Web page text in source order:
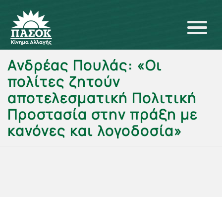
Ανδρέας Πουλάς: «Οι
πολίτες ζητούν
αποτελεσματική Πολιτική
Προστασία στην πράξη με
κανόνες και λογοδοσία»